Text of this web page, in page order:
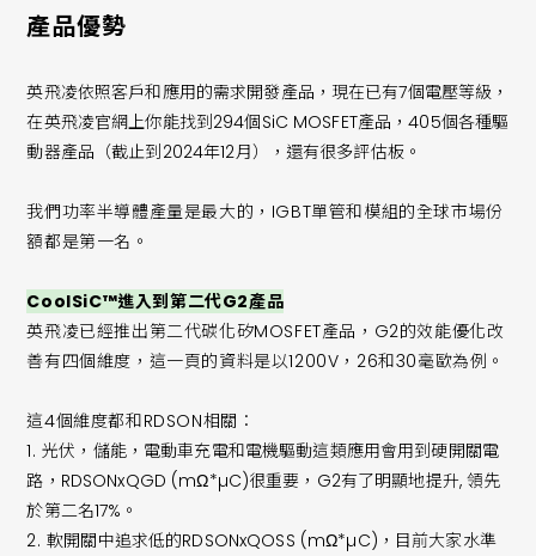
產品優勢
英飛凌依照客戶和應用的需求開發產品，現在已有7個電壓等級，
在英飛凌官網上你能找到294個SiC MOSFET產品，405個各種驅
動器產品（截止到2024年12月），還有很多評估板。
我們功率半導體產量是最大的，IGBT單管和模組的全球市場份
額都是第一名。
CoolSiC™進入到第二代G2產品
英飛凌已經推出第二代碳化矽MOSFET產品，G2的效能優化改
善有四個維度，這一頁的資料是以1200V，26和30毫歐為例。
這4個維度都和RDSON相關：
1.光伏，儲能，電動車充電和電機驅動這類應用會用到硬開關電
路，RDSONxQGD (mΩ*µC)很重要，G2有了明顯地提升, 領先
於第二名17%。
2.軟開關中追求低的RDSONxQOSS (mΩ*µC)，目前大家水準